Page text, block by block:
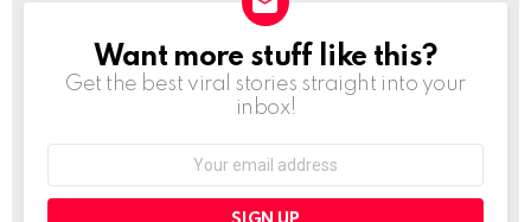
NEWSLETTER
Want more stuff like this?
Get the best viral stories straight into your
inbox!